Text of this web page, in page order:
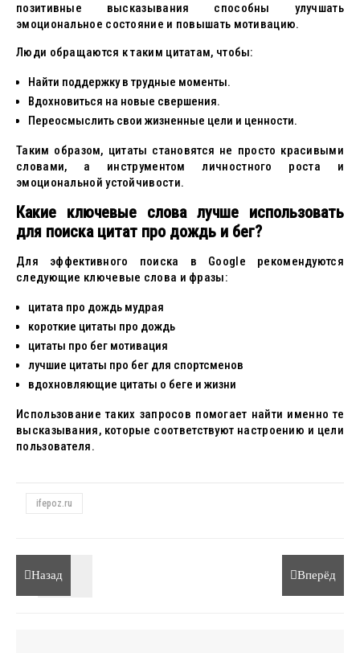
позитивные высказывания способны улучшать
эмоциональное состояние и повышать мотивацию.
Люди обращаются к таким цитатам, чтобы:
Найти поддержку в трудные моменты.
Вдохновиться на новые свершения.
Переосмыслить свои жизненные цели и ценности.
Таким образом, цитаты становятся не просто красивыми
словами, а инструментом личностного роста и
эмоциональной устойчивости.
Какие ключевые слова лучше использовать
для поиска цитат про дождь и бег?
Для эффективного поиска в Google рекомендуются
следующие ключевые слова и фразы:
цитата про дождь мудрая
короткие цитаты про дождь
цитаты про бег мотивация
лучшие цитаты про бег для спортсменов
вдохновляющие цитаты о беге и жизни
Использование таких запросов помогает найти именно те
высказывания, которые соответствуют настроению и цели
пользователя.
ifepoz.ru
Назад Вперёд